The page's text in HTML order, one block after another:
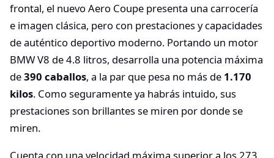
frontal, el nuevo Aero Coupe presenta una carrocería
e imagen clásica, pero con prestaciones y capacidades
de auténtico deportivo moderno. Portando un motor
BMW V8 de 4.8 litros, desarrolla una potencia máxima
de390 caballos, a la par que pesa no más de 1.170
kilos. Como seguramente ya habrás intuido, sus
prestaciones son brillantes se miren por donde se
miren.